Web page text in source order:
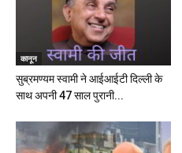
कानून
सुब्रमण्यम स्वामी ने आईआईटी दिल्ली के
साथ अपनी 47 साल पुरानी...